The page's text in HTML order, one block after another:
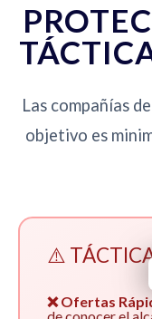
Las compañías
objetivo es
⚠️
❌ Ofertas